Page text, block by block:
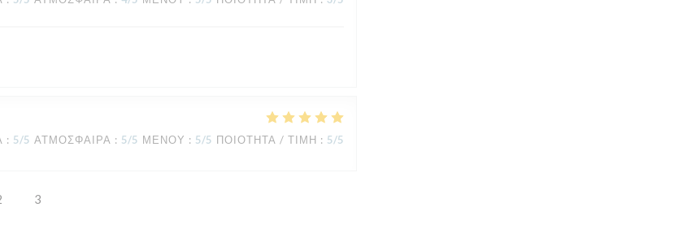
: 5/5 ΑΤΜΌΣΦΑΙΡΑ : 5/5 ΜΕΝΟΎ : 5/5 ΠΟΙΌΤΗΤΑ / ΤΙΜΉ : 5/5
3